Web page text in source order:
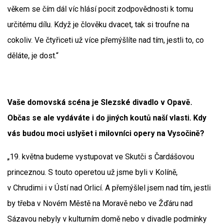
věkem se čím dál víc hlásí pocit zodpovědnosti k tomu
určitému dílu. Když je člověku dvacet, tak si troufne na
cokoliv. Ve čtyřiceti už více přemýšlíte nad tím, jestli to, co
děláte, je dost.“
Vaše domovská scéna je Slezské divadlo v Opavě.
Občas se ale vydáváte i do jiných koutů naší vlasti. Kdy
vás budou moci uslyšet i milovníci opery na Vysočině?
„19. května budeme vystupovat ve Skutči s Čardášovou
princeznou. S touto operetou už jsme byli v Kolíně,
v Chrudimi i v Ústí nad Orlicí. A přemýšlel jsem nad tím, jestli
by třeba v Novém Městě na Moravě nebo ve Žďáru nad
Sázavou nebyly v kulturním domě nebo v divadle podmínky